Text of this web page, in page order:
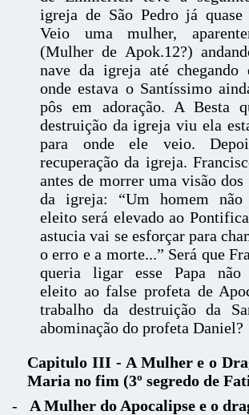
igreja de São Pedro já quase
Veio uma mulher,
(Mulher de Apok.12?)
nave da igreja até
onde estava o Santíssimo
pôs em adoração. A Besta
destruição da igreja viu ela
para onde ele veio.
recuperação da igreja.
antes de morrer uma visão
da igreja: “Um homem não
eleito será elevado ao
astucia vai se esforçar para
o erro e a morte...” Será que
queria ligar esse Papa não
eleito ao false profeta de
trabalho da destruição da
abominação do profeta Daniel?
Capitulo III - A Mulher e o
Maria no fim (3º segredo de
- A Mulher do Apocalipse e o